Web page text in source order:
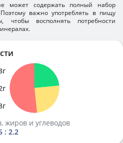
может содержать полный набор
важно употреблять в пищу
чтобы восполнять потребности
г
г
г
жиров и углеводов
: 2.2